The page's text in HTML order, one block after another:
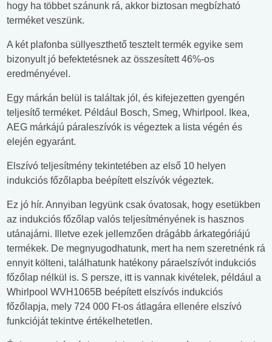
hogy ha többet szánunk rá, akkor biztosan megbízható
terméket veszünk.
A két plafonba süllyeszthető tesztelt termék egyike sem
bizonyult jó befektetésnek az összesített 46%-os
eredményével.
Egy márkán belül is találtak jól, és kifejezetten gyengén
teljesítő terméket. Például Bosch, Smeg, Whirlpool. Ikea,
AEG márkájú páraleszívók is végeztek a lista végén és
elején egyaránt.
Elszívó teljesítmény tekintetében az első 10 helyen
indukciós főzőlapba beépített elszívók végeztek.
Ez jó hír. Annyiban legyünk csak óvatosak, hogy esetükben
az indukciós főzőlap valós teljesítményének is hasznos
utánajárni. Illetve ezek jellemzően drágább árkategóriájú
termékek. De megnyugodhatunk, mert ha nem szeretnénk rá
ennyit költeni, találhatunk hatékony páraelszívót indukciós
főzőlap nélkül is. S persze, itt is vannak kivételek, például a
Whirlpool WVH1065B beépített elszívós indukciós
főzőlapja, mely 724 000 Ft-os átlagára ellenére elszívó
funkcióját tekintve értékelhetetlen.